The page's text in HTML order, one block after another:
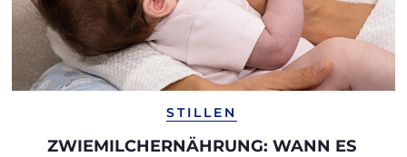
STILLEN
ZWIEMILCHERNÄHRUNG: WANN ES